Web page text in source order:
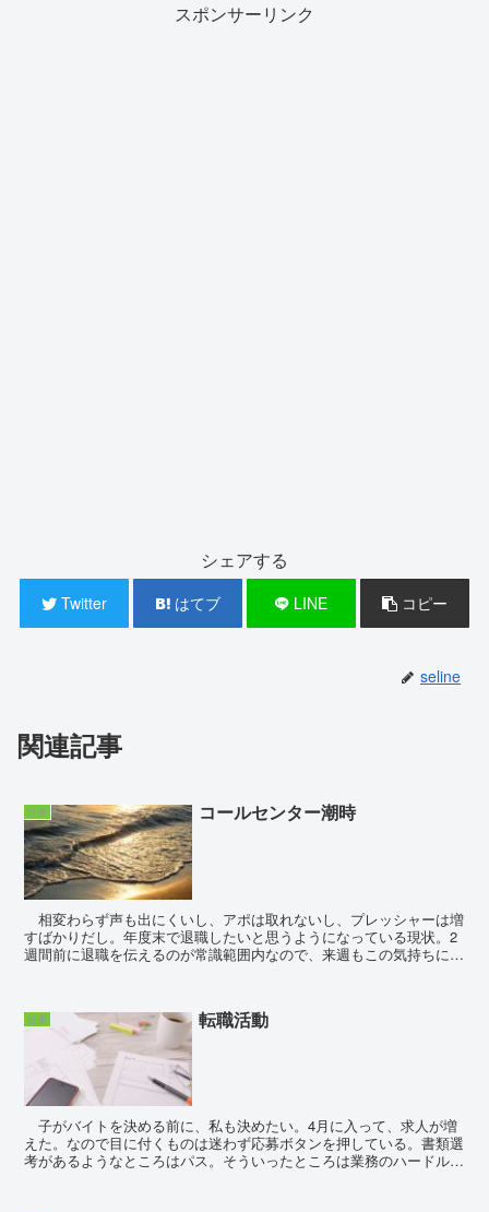
スポンサーリンク
シェアする
Twitter はてブ LINE コピー
seline
関連記事
仕事 コールセンター潮時
相変わらず声も出にくいし、アポは取れないし、プレッシャーは増
すばかりだし。年度末で退職したいと思うようになっている現状。2
週間前に退職を伝えるのが常識範囲内なので、来週もこの気持ちに変
仕事 転職活動
子がバイトを決める前に、私も決めたい。4月に入って、求人が増
えた。なので目に付くものは迷わず応募ボタンを押している。書類選
考があるようなところはパス。そういったところは業務のハードルが